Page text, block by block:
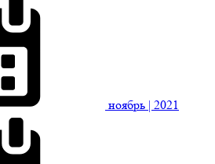
ноябрь | 2021